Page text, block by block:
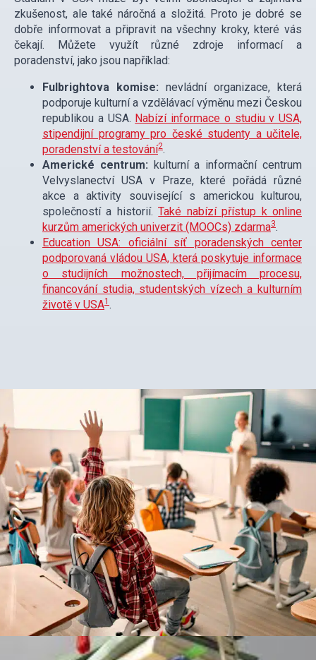
zkušenost, ale také náročná a složitá. Proto je dobré se
dobře informovat a připravit na všechny kroky, které vás
čekají. Můžete využít různé zdroje informací a
poradenství, jako jsou například:
Fulbrightova komise: nevládní organizace, která
podporuje kulturní a vzdělávací výměnu mezi Českou
republikou a USA. Nabízí informace o studiu v USA,
stipendijní programy pro české studenty a učitele,
poradenství a testování2.
Americké centrum: kulturní a informační centrum
Velvyslanectví USA v Praze, které pořádá různé
akce a aktivity související s americkou kulturou,
společností a historií.Také nabízí přístup k online
kurzům amerických univerzit (MOOCs) zdarma3.
Education USA: oficiální síť poradenských center
podporovaná vládou USA, která poskytuje informace
o studijních možnostech, přijímacím procesu,
financování studia, studentských vízech a kulturním
životě v USA1 .